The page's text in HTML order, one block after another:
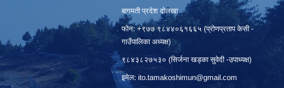
बागमती प्रदेश दोलखा
फोन: +९७७ ९८४४०६१६६५ (प्रोणप्रताप केसी -
गाउँपालिका अध्यक्ष)
९८४३८२७५३० (सिर्जना खड्का सुवेदी -उपाध्यक्ष)
इमेल: ito.tamakoshimun@gmail.com